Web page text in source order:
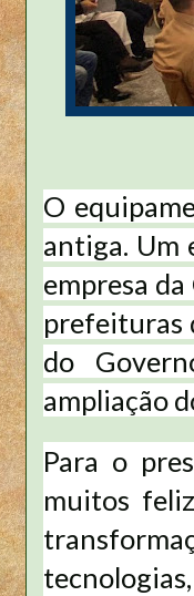
O
antiga. Um
empresa
prefeituras
do
ampliação
Para o
muitos